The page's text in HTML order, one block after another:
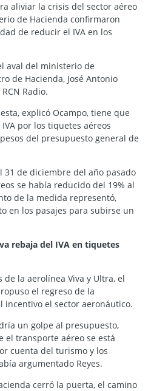
aliviar la crisis del sector aéreo
de Hacienda confirmaron
de reducir el IVA en los
aval del ministerio de
de Hacienda, José Antonio
Radio.
explicó Ocampo, tiene que
por los tiquetes aéreos
del presupuesto general de
31 de diciembre del año pasado
se había reducido del 19% al
de la medida representó,
en los pasajes para subirse un
rebaja del IVA en tiquetes
de la aerolínea Viva y Ultra, el
el regreso de la
incentivo el sector aeronáutico.
un golpe al presupuesto,
el transporte aéreo se está
cuenta del turismo y los
argumentado Reyes.
cerró la puerta, el camino